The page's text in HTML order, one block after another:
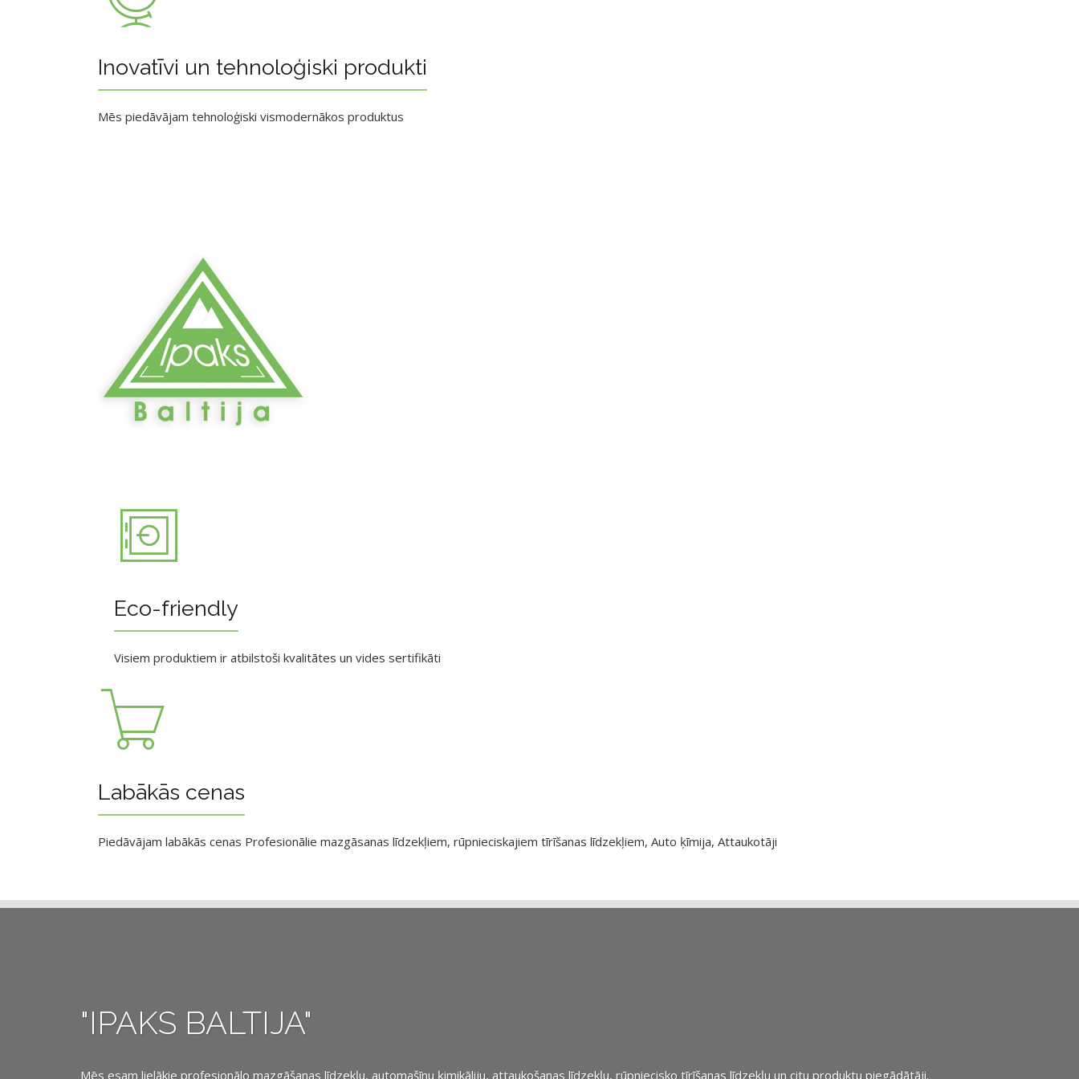
Inovatīvi un tehnoloģiski produkti
Mēs piedāvājam tehnoloģiski vismodernākos produktus
Eco-friendly
Visiem produktiem ir atbilstoši kvalitātes un vides sertifikāti
Labākās cenas
Piedāvājam labākās cenas Profesionālie mazgāsanas līdzekļiem, rūpnieciskajiem tīrīšanas līdzekļiem, Auto ķīmija, Attaukotāji
"IPAKS BALTIJA"
Mēs esam lielākie profesionālo mazgāšanas līdzekļu, automašīnu ķimikāliju, attaukošanas līdzekļu, rūpniecisko tīrīšanas līdzekļu un citu produktu piegādātāji.